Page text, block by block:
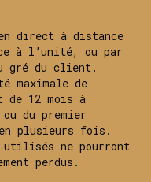
direct à distance
à l’unité, ou par
gré du client.
maximale de
12 mois à
du premier
en plusieurs fois.
utilisés ne pourront
perdus.